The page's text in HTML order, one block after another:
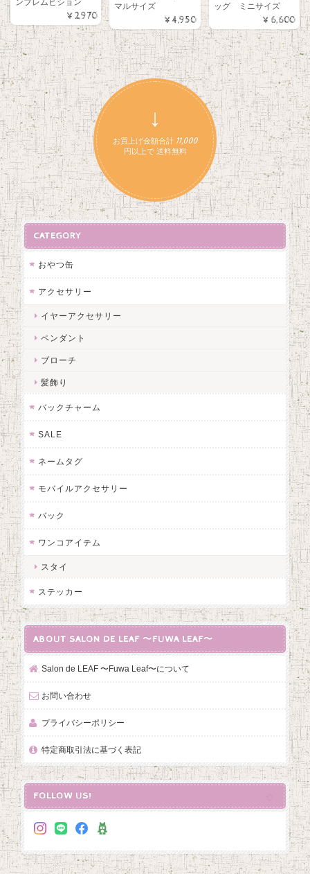
¥2,970
マルサイズ
¥4,950
ッグ ミニサイズ
¥6,600
↓
お買上げ金額合計 11,000
円以上で 送料無料
CATEGORY
おやつ缶
アクセサリー
イヤーアクセサリー
ペンダント
ブローチ
髪飾り
バックチャーム
SALE
ネームタグ
モバイルアクセサリー
バック
ワンコアイテム
スタイ
ステッカー
ABOUT SALON DE LEAF 〜FUWA LEAF〜
Salon de LEAF 〜Fuwa Leaf〜について
お問い合わせ
プライバシーポリシー
特定商取引法に基づく表記
FOLLOW US!